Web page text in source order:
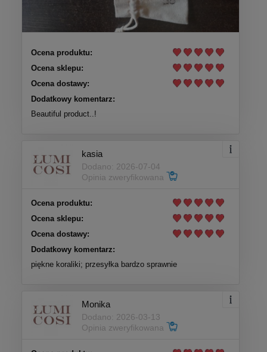
Ocena produktu:
Ocena sklepu:
Ocena dostawy:
Dodatkowy komentarz:
Beautiful product..!
kasia
Dodano: 2026-07-04
Opinia zweryfikowana
Ocena produktu:
Ocena sklepu:
Ocena dostawy:
Dodatkowy komentarz:
piękne koraliki; przesyłka bardzo sprawnie
Monika
Dodano: 2026-03-13
Opinia zweryfikowana